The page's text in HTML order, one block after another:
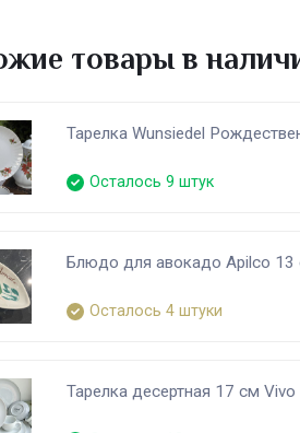
товары в
Тарелка Wunsiedel
Осталось 9 штук
Блюдо для авокадо Apilco
Осталось 4 штуки
Тарелка десертная 17 см